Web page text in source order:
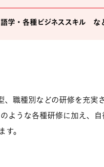
学・各種ビジネススキル な
職種別などの研修を充実
ような各種研修に加え、
。